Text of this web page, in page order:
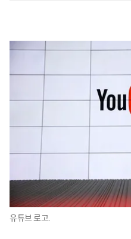
유튜브 로고.